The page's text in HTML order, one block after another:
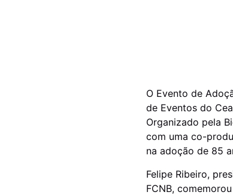
O Evento de
de Eventos do
Organizado pela
com uma co-
na adoção de 85
Felipe Ribeiro,
FCNB,